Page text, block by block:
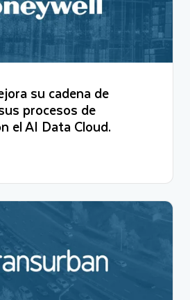
ロットという名前で提供しているので
手を離していいという機能が実装さ
を搭載したクルマが世界中の道路を
て、特性とか性能のバリデーションと
ういったところにはSnowflakeプラス
をSnowflakeに入れてどう分析してい
ったんですけど、次はその隣の部署
ョンのデータとつなげて新しい分析
ころではAIモデル、機械学習モデル
う中では以前から'Streamlit'は活用し
クにビルドインされたというところ
ケーションが一体化したというとこ
トでもありますね。
と呼んでいるのですね。色んな
関係する全てのデータをお客様に関
su cadena de
procesos de
el AI Data Cloud.